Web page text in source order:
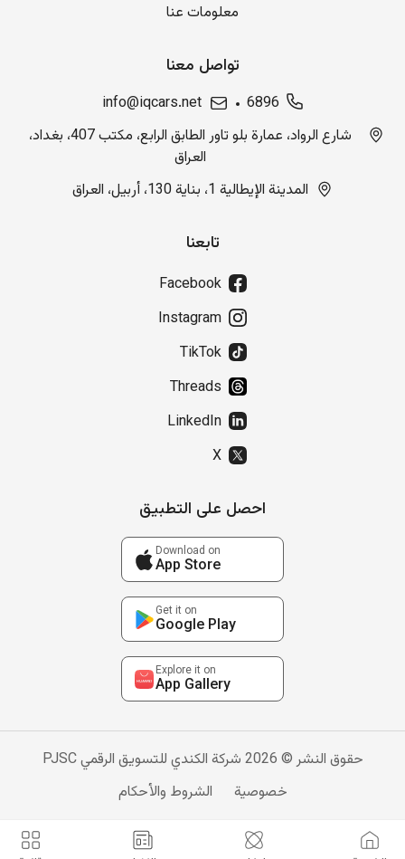
معلومات عنا
تواصل معنا
6896
info@iqcars.net
شارع الرواد، عمارة بلو تاور الطابق الرابع، مكتب 407، بغداد،
العراق
المدينة الإيطالية 1، بناية 130، أربيل، العراق
تابعنا
Facebook
Instagram
TikTok
Threads
LinkedIn
X
احصل على التطبيق
Download on
App Store
Get it on
Google Play
Explore it on
App Gallery
حقوق النشر © 2026 شركة الكندي للتسويق الرقمي PJSC
خصوصية
الشروط والأحكام